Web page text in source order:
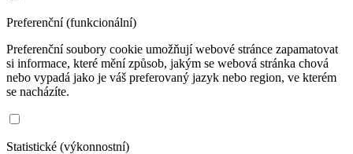
Preferenční (funkcionální)
Preferenční soubory cookie umožňují webové stránce zapamatovat
si informace, které mění způsob, jakým se webová stránka chová
nebo vypadá jako je váš preferovaný jazyk nebo region, ve kterém
se nacházíte.
Statistické (výkonnostní)